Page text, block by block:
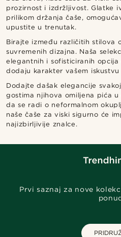
prozirnost i izdržljivost. Glatke
prilikom držanja čaše,
upustite u trenutak.
Birajte između različitih stilova
suvremenih dizajna. Naša
elegantnih i sofisticiranih
dodaju karakter vašem iskustvu
Dodajte dašak elegancije
gostima njihova omiljena pića
da se radi o neformalnom
naše čaše za viski sigurno će
najizbirljivije znalce.
Prvi saznaj za nove